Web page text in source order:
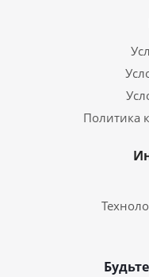
Политика